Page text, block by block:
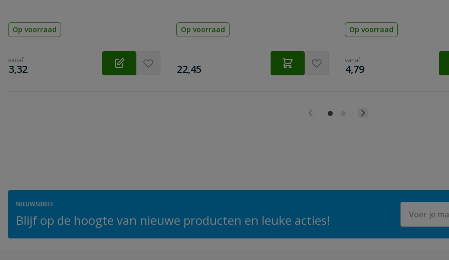
Op voorraad
vanaf
€
3,32
Op voorraad
€
22,45
Op voorraad
vanaf
€
4,79
NIEUWSBRIEF
Blijf op de hoogte van nieuwe producten en leuke acties!